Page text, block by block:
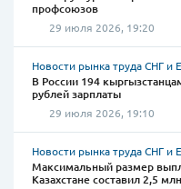
профсоюзов
29 июля 2026, 19:20
Новости рынка труда СНГ и
В России 194
рублей зарплаты
29 июля 2026, 19:10
Новости рынка труда СНГ и
Максимальный размер
Казахстане составил 2,5